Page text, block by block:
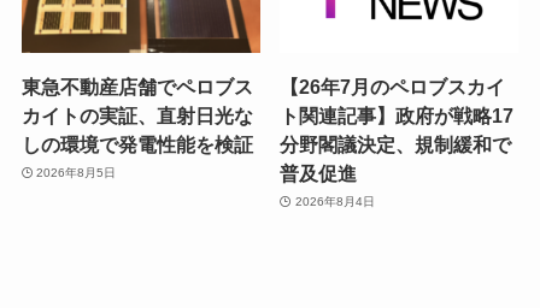
東急不動産店舗でペロブス
カイトの実証、直射日光な
しの環境で発電性能を検証
2026年8月5日
【26年7月のペロブスカイ
ト関連記事】政府が戦略17
分野閣議決定、規制緩和で
普及促進
2026年8月4日